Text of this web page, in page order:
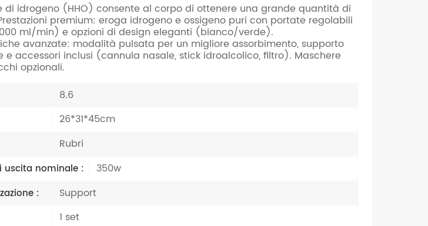
العربية
Nederlands
di idrogeno (HHO) consente al corpo di ottenere una grande quantità di
premium: eroga idrogeno e ossigeno puri con portate regolabili
ml/min) e opzioni di design eleganti (bianco/verde).
avanzate: modalità pulsata per un migliore assorbimento, supporto
e accessori inclusi (cannula nasale, stick idroalcolico, filtro). Maschere
opzionali.
8.6
26*31*45cm
Rubri
uscita nominale : 350w
: Support
1 set